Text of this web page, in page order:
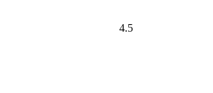
4.5